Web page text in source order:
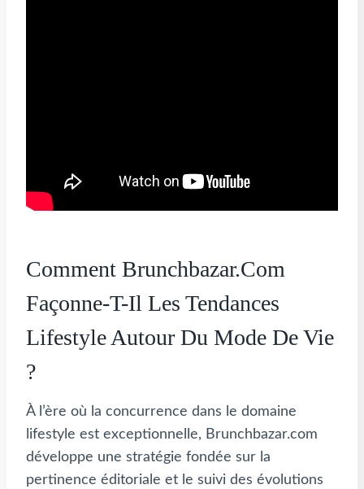
Comment Brunchbazar.com
Façonne-T-Il Les Tendances
Lifestyle Autour Du Mode De Vie
?
À l’ère où la concurrence dans le domaine
lifestyle est exceptionnelle, Brunchbazar.com
développe une stratégie fondée sur la
pertinence éditoriale et le suivi des évolutions